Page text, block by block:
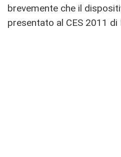
brevemente che il
presentato al CES 2011 di